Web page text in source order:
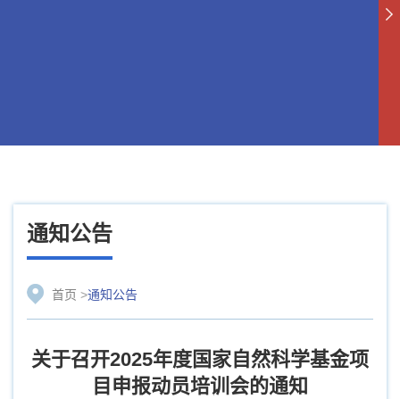
通知公告
首页 >通知公告
关于召开2025年度国家自然科学基金项
目申报动员培训会的通知